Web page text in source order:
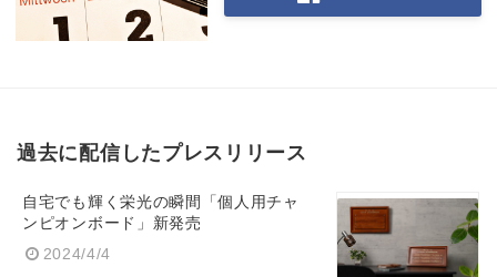
過去に配信したプレスリリース
自宅でも輝く栄光の瞬間「個人用チャ
ンピオンボード」新発売
2024/4/4